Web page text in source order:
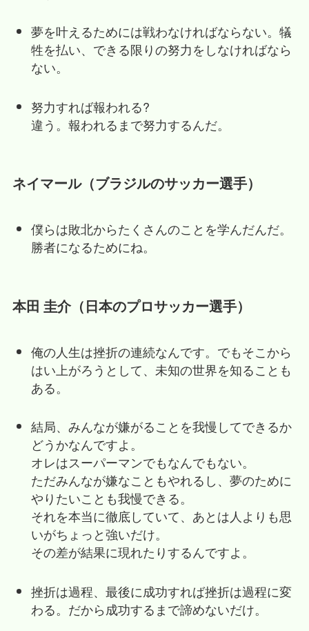
夢を叶えるためには戦わなければならない。犠
牲を払い、できる限りの努力をしなければなら
ない。
努力すれば報われる?
違う。報われるまで努力するんだ。
ネイマール（ブラジルのサッカー選手）
僕らは敗北からたくさんのことを学んだんだ。
勝者になるためにね。
本田 圭介（日本のプロサッカー選手）
俺の人生は挫折の連続なんです。でもそこから
はい上がろうとして、未知の世界を知ることも
ある。
結局、みんなが嫌がることを我慢してできるか
どうかなんですよ。
オレはスーパーマンでもなんでもない。
ただみんなが嫌なこともやれるし、夢のために
やりたいことも我慢できる。
それを本当に徹底していて、あとは人よりも思
いがちょっと強いだけ。
その差が結果に現れたりするんですよ。
挫折は過程、最後に成功すれば挫折は過程に変
わる。だから成功するまで諦めないだけ。